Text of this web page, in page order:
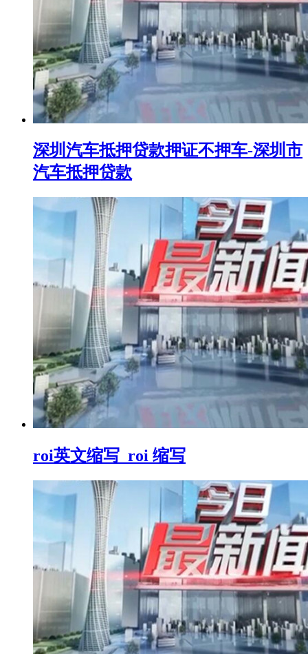
深圳汽车抵押贷款押证不押车-深圳市
汽车抵押贷款
roi英文缩写_roi 缩写